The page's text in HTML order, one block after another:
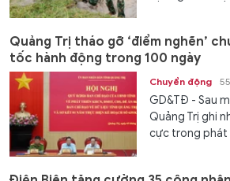
Quảng Trị tháo gỡ ‘điểm nghẽn’
tốc hành động trong 100 ngày
Chuyển động
GD&TĐ - Sau
Quảng Trị ghi
cực trong phát